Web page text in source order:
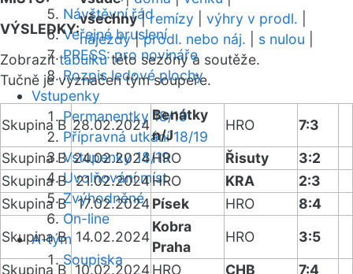
Návštěvní řád
Veřejné bruslení
PRESS: pro novináře
Rozpis ledové plochy
Vstupenky
Permanentky 18/19
Přípravná utkání 18/19
Vstupenky 18/19
Uvolňování míst
Zvýhodněné
On-line
A-tým
Soupiska
VÝSLEDKY:
všechny|remízy výhry v prodl.
nájezdy|prodl. nebo náj. s nulou
Zobrazittabulkutéto sezóny a soutěže.
Tučně je vyznačen tým soupeře.
Skupina B 28.02.2024
Benátky
n/J
HRO
7:3
Skupina B 24.02.2024HRO Řisuty
3:2
Skupina B 21.02.2024HRO KRA
2:3
Skupina B
17.02.2024Písek HRO
8:4
Skupina B
14.02.2024
Kobra
Praha
HRO
3:5
Skupina B 10.02.2024HRO CHB
7:4